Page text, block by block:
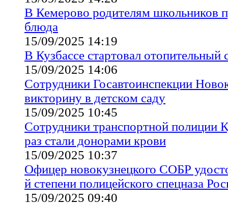
В Кемерово родителям школьников
блюда
15/09/2025 14:19
В Кузбассе стартовал отопительный
15/09/2025 14:06
Сотрудники Госавтоинспекции
викторину в детском саду
15/09/2025 10:45
Сотрудники транспортной полиции
раз стали донорами крови
15/09/2025 10:37
Офицер новокузнецкого СОБР
й степени полицейского спецназа
15/09/2025 09:40